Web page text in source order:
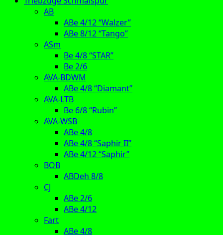
AB
ABe 4/12 “Walzer”
ABe 8/12 “Tango”
ASm
Be 4/8 “STAR”
Be 2/6
AVA-BDWM
ABe 4/8 “Diamant”
AVA-LTB
Be 6/8 “Rubin”
AVA-WSB
ABe 4/8
ABe 4/8 “Saphir II”
ABe 4/12 “Saphir”
BOB
ABDeh 8/8
CJ
ABe 2/6
ABe 4/12
Fart
ABe 4/8